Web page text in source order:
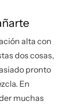
alta con
dos cosas,
pronto
En
muchas